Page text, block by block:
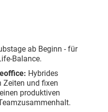
ab Beginn - für
Balance.
Hybrides
und fixen
produktiven